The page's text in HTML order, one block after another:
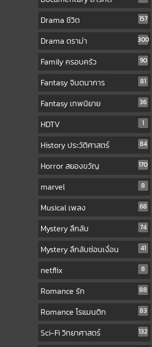
Drama ชีวิต 157
Drama ดราม่า 300
Family ครอบครัว 90
Fantasy จินตนาการ 81
Fantasy เทพนิยาย 36
HDTV 1
History ประวัติศาสตร์ 84
Horror สยองขวัญ 170
marvel 8
Musical เพลง 68
Mystery ลึกลับ 74
Mystery ลึกลับซ่อนเงื่อน 41
netflix 8
Romance รัก 88
Romance โรแมนติก 83
Sci-Fi วิทยาศาสตร์ 132